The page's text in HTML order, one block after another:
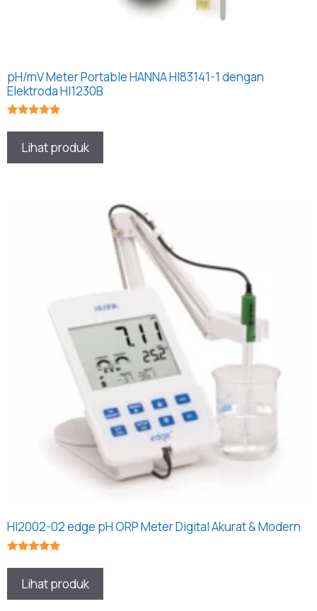
pH/mV Meter Portable HANNA HI83141-1 dengan
Elektroda HI1230B
Lihat produk
HI2002-02 edge pH ORP Meter Digital Akurat & Modern
Lihat produk